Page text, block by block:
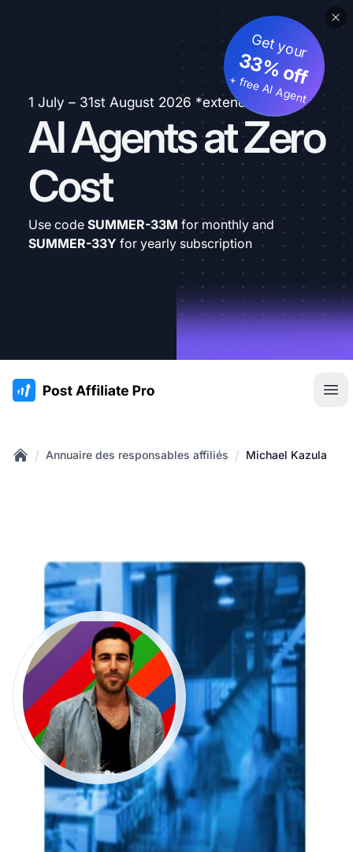
1 July – 31st August 2026 *extended
AI Agents at Zero
Cost
Get your
33% off
+ free AI Agent
Use code SUMMER-33M for monthly and
SUMMER-33Y for yearly subscription
:site.title
/ Annuaire des responsables affiliés / Michael Kazula